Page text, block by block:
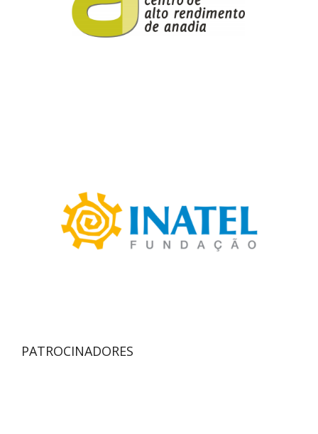
PATROCINADORES